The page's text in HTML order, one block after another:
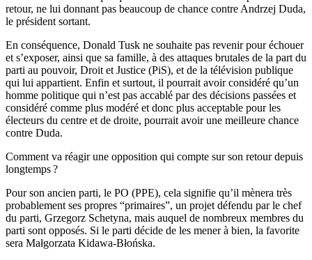
retour, ne lui donnant pas beaucoup de chance contre Andrzej Duda,
le président sortant.
En conséquence, Donald Tusk ne souhaite pas revenir pour échouer
et s’exposer, ainsi que sa famille, à des attaques brutales de la part du
parti au pouvoir, Droit et Justice (PiS), et de la télévision publique
qui lui appartient. Enfin et surtout, il pourrait avoir considéré qu’un
homme politique qui n’est pas accablé par des décisions passées et
considéré comme plus modéré et donc plus acceptable pour les
électeurs du centre et de droite, pourrait avoir une meilleure chance
contre Duda.
Comment va réagir une opposition qui compte sur son retour depuis
longtemps ?
Pour son ancien parti, le PO (PPE), cela signifie qu’il mènera très
probablement ses propres “primaires”, un projet défendu par le chef
du parti, Grzegorz Schetyna, mais auquel de nombreux membres du
parti sont opposés. Si le parti décide de les mener à bien, la favorite
sera Małgorzata Kidawa-Błońska.